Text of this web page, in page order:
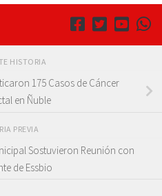
HISTORIA
175 Casos de Cáncer
en Ñuble
PREVIA
Sostuvieron Reunión con
de Essbio